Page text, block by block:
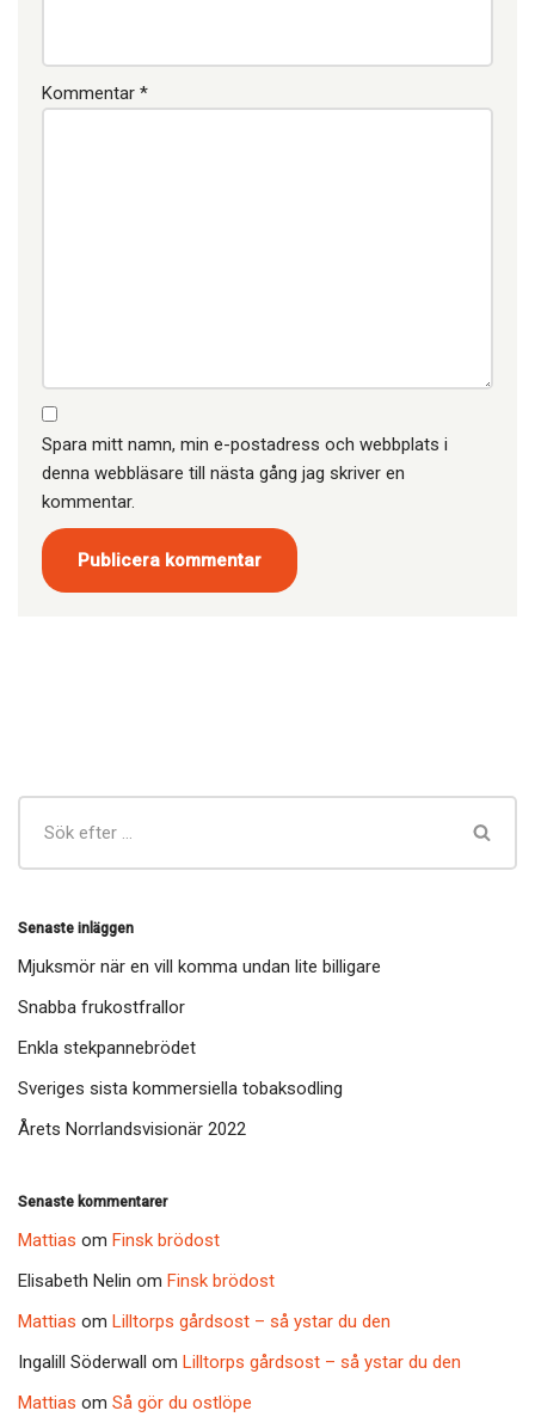
Kommentar *
Spara mitt namn, min e-postadress och webbplats i
denna webbläsare till nästa gång jag skriver en
kommentar.
Senaste inläggen
Mjuksmör när en vill komma undan lite billigare
Snabba frukostfrallor
Enkla stekpannebrödet
Sveriges sista kommersiella tobaksodling
Årets Norrlandsvisionär 2022
Senaste kommentarer
Mattias om Finsk brödost
Elisabeth Nelin om Finsk brödost
Mattias om Lilltorps gårdsost – så ystar du den
Ingalill Söderwall om Lilltorps gårdsost – så ystar du den
Mattias om Så gör du ostlöpe